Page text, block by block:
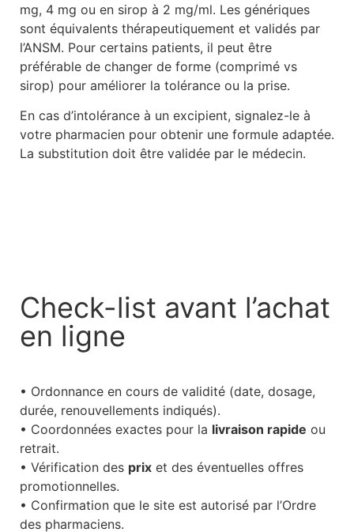
mg, 4 mg ou en sirop à 2 mg/ml. Les génériques
sont équivalents thérapeutiquement et validés par
l’ANSM. Pour certains patients, il peut être
préférable de changer de forme (comprimé vs
sirop) pour améliorer la tolérance ou la prise.
En cas d’intolérance à un excipient, signalez-le à
votre pharmacien pour obtenir une formule adaptée.
La substitution doit être validée par le médecin.
Check-list avant l’achat
en ligne
• Ordonnance en cours de validité (date, dosage,
durée, renouvellements indiqués).
• Coordonnées exactes pour la livraison rapide ou
retrait.
• Vérification des prix et des éventuelles offres
promotionnelles.
• Confirmation que le site est autorisé par l’Ordre
des pharmaciens.